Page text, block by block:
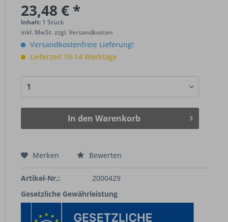
23,48 € *
Inhalt: 1 Stück
inkl. MwSt.zzgl. Versandkosten
Versandkostenfreie Lieferung!
Lieferzeit 10-14 Werktage
In den Warenkorb
Merken Bewerten
Artikel-Nr.:
2000429
Gesetzliche Gewährleistung